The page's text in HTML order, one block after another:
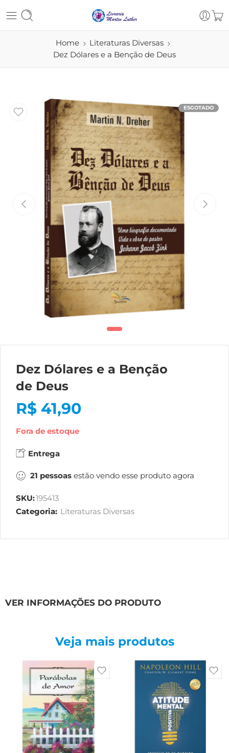
Home
Literaturas Diversas
Dez Dólares e a Benção de Deus
ESGOTADO
Dez Dólares e a Benção
de Deus
R$ 41,90
Fora de estoque
Entrega
21 pessoas estão vendo esse produto agora
SKU:195413
Categoria: Literaturas Diversas
VER INFORMAÇÕES DO PRODUTO
Veja mais produtos